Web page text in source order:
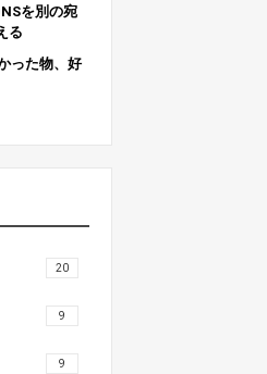
を別の宛
る
った物、好
20
9
9